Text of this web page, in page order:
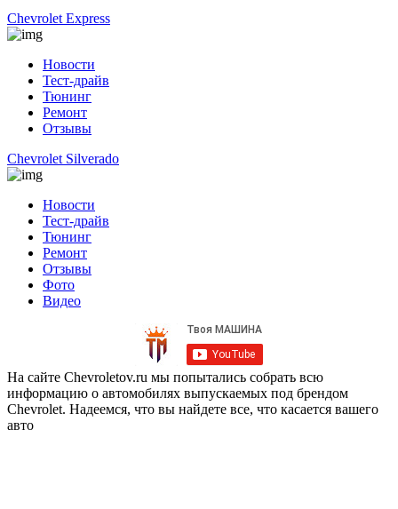
Chevrolet Express
Новости
Тест-драйв
Тюнинг
Ремонт
Отзывы
Chevrolet Silverado
Новости
Тест-драйв
Тюнинг
Ремонт
Отзывы
Фото
Видео
На сайте Chevroletov.ru мы попытались собрать всю
информацию о автомобилях выпускаемых под брендом
Chevrolet. Надеемся, что вы найдете все, что касается вашего
авто